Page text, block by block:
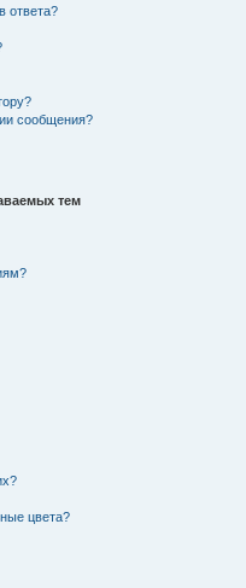
ответа?
сообщения?
тем
цвета?